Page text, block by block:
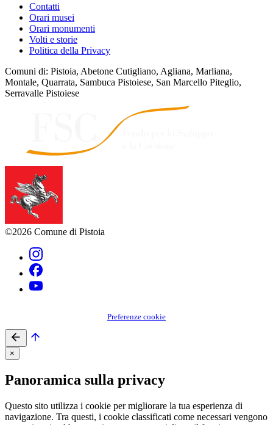
Contatti
Orari musei
Orari monumenti
Volti e storie
Politica della Privacy
Comuni di: Pistoia, Abetone Cutigliano, Agliana, Marliana,
Montale, Quarrata, Sambuca Pistoiese, San Marcello Piteglio,
Serravalle Pistoiese
©2026 Comune di Pistoia
Preferenze cookie
×
Panoramica sulla privacy
Questo sito utilizza i cookie per migliorare la tua esperienza di
navigazione. Tra questi, i cookie classificati come necessari vengono